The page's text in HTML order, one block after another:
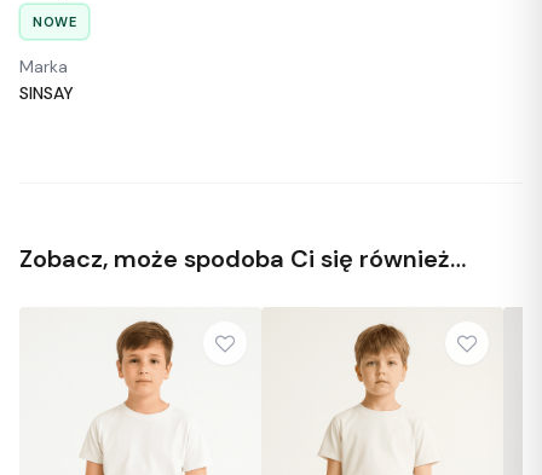
NOWE
Marka
SINSAY
Zobacz, może spodoba Ci się również…